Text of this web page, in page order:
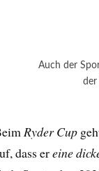
Auch der
der
Ryder Cup
dass ereine